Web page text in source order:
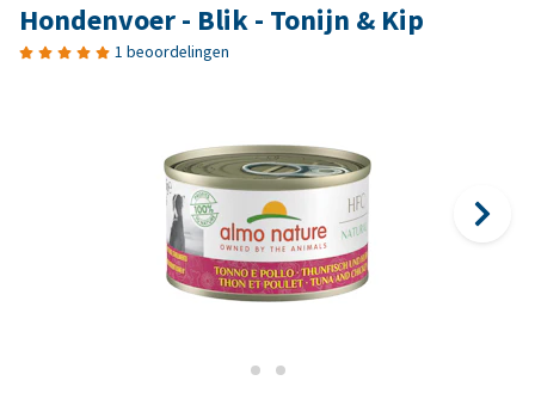
Hondenvoer - Blik - Tonijn & Kip
1 beoordelingen